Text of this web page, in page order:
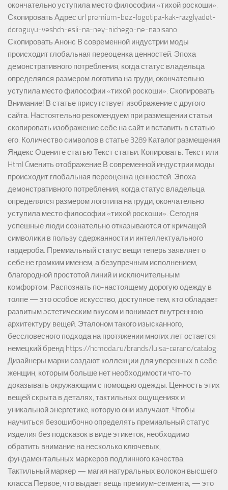
окончательно уступила место философии «тихой роскоши».
Скопировать Адрес url premium-bez-logotipa-kak-razglyadet-
doroguyu-veshch-esli-na-ney-nichego-ne-napisano
Скопировать Анонс В современной индустрии моды
происходит глобальная переоценка ценностей. Эпоха
демонстративного потребления, когда статус владельца
определялся размером логотипа на груди, окончательно
уступила место философии «тихой роскоши». Скопировать
Внимание! В статье присутствует изображение с другого
сайта. Настоятельно рекомендуем при размещении статьи
скопировать изображение себе на сайт и вставить в статью
его. Количество символов в статье 3289 Каталог размещения
Яндекс Оцените статью Текст статьи: Копировать: Текст или
Html Cменить отображение В современной индустрии моды
происходит глобальная переоценка ценностей. Эпоха
демонстративного потребления, когда статус владельца
определялся размером логотипа на груди, окончательно
уступила место философии «тихой роскоши». Сегодня
успешные люди сознательно отказываются от кричащей
символики в пользу сдержанности и интеллектуального
гардероба. Премиальный статус вещи теперь заявляет о
себе не громким именем, а безупречным исполнением,
благородной простотой линий и исключительным
комфортом. Распознать по-настоящему дорогую одежду в
толпе — это особое искусство, доступное тем, кто обладает
развитым эстетическим вкусом и понимает внутреннюю
архитектуру вещей. Эталоном такого изысканного,
бессловесного подхода на протяжении многих лет остается
немецкий бренд https://hcmoda.ru/brands/luisa-cerano/catalog.
Дизайнеры марки создают коллекции для уверенных в себе
женщин, которым больше нет необходимости что-то
доказывать окружающим с помощью одежды. Ценность этих
вещей скрыта в деталях, тактильных ощущениях и
уникальной энергетике, которую они излучают. Чтобы
научиться безошибочно определять премиальный статус
изделия без подсказок в виде этикеток, необходимо
обратить внимание на несколько ключевых,
фундаментальных маркеров подлинного качества.
Тактильный маркер — магия натуральных волокон высшего
класса Первое, что выдает вещь премиум-сегмента, — это